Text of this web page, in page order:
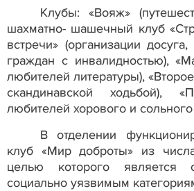
Клубы: «Вояж»
шахматно- шашечный клуб
встречи» (организации
граждан с инвалидностью),
любителей литературы),
скандинавской ходьбой),
любителей хорового и
В отделении
клуб «Мир доброты» из
целью которого является
социально уязвимым